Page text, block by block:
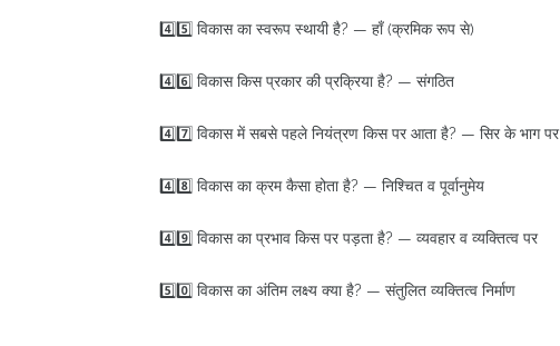
4️⃣5️⃣ विकास का स्वरूप स्थायी है? — हाँ (क्रमिक रूप से)
4️⃣6️⃣ विकास किस प्रकार की प्रक्रिया है? — संगठित
4️⃣7️⃣ विकास में सबसे पहले नियंत्रण किस पर आता है? — सिर के भाग पर
4️⃣8️⃣ विकास का क्रम कैसा होता है? — निश्चित व पूर्वानुमेय
4️⃣9️⃣ विकास का प्रभाव किस पर पड़ता है? — व्यवहार व व्यक्तित्व पर
5️⃣0️⃣ विकास का अंतिम लक्ष्य क्या है? — संतुलित व्यक्तित्व निर्माण